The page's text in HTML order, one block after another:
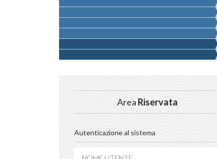
Area Riservata
Autenticazione al sistema